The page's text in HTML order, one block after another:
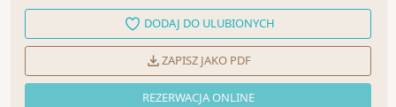
DODAJ DO ULUBIONYCH
ZAPISZ JAKO PDF
REZERWACJA ONLINE